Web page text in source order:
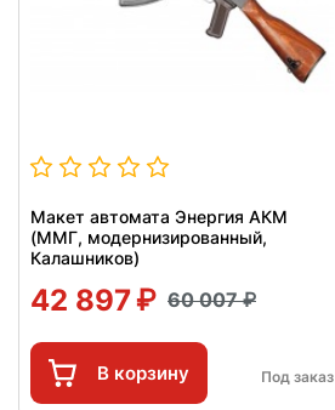
Макет автомата Энергия АКМ
(ММГ, модернизированный,
Калашников)
42 897 60 007
В корзину Под заказ